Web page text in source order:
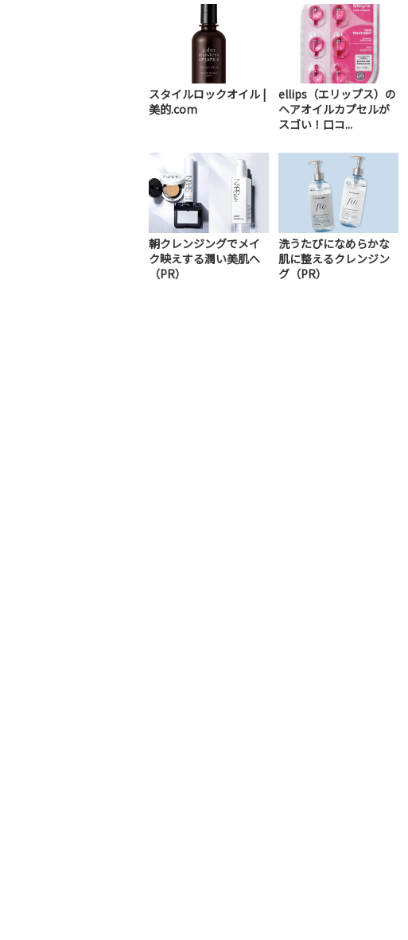
スタイルロックオイル |
美的.com
ellips（エリップス）の
ヘアオイルカプセルが
スゴい！口コ...
朝クレンジングでメイ
ク映えする潤い美肌へ
（PR）
洗うたびになめらかな
肌に整えるクレンジン
グ（PR）